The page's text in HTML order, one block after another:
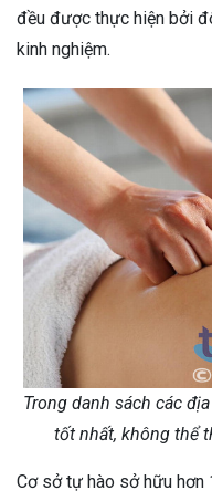
đều được thực hiện bởi
kinh nghiệm.
Trong danh sách các
tốt nhất, không thể
Cơ sở tự hào sở hữu hơn